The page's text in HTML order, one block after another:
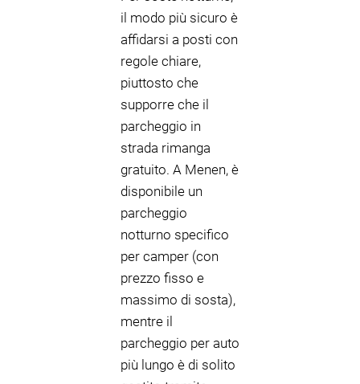
il modo più sicuro è
affidarsi a posti con
regole chiare,
piuttosto che
supporre che il
parcheggio in
strada rimanga
gratuito. A Menen, è
disponibile un
parcheggio
notturno specifico
per camper (con
prezzo fisso e
massimo di sosta),
mentre il
parcheggio per auto
più lungo è di solito